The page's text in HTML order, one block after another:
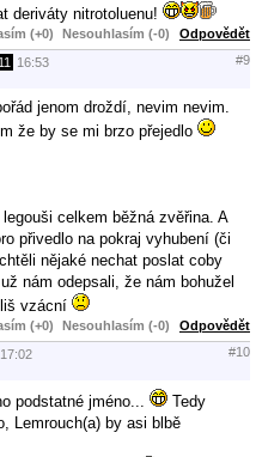
deriváty nitrotoluenu!
(+0) Nesouhlasím (-0) Odpovědět
16:53 #9
jenom droždí, nevim nevim.
že by se mi brzo přejedlo
celkem běžná zvěřina. A
přivedlo na pokraj vyhubení (či
nějaké nechat poslat coby
nám odepsali, že nám bohužel
vzácní
(+0) Nesouhlasím (-0) Odpovědět
17:02 #10
podstatné jméno...
Tedy
Lemrouch(a) by asi blbě